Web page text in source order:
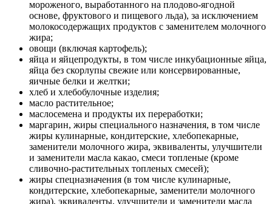
мороженого, выработанного на плодово-ягодной
основе, фруктового и пищевого льда), за исключением
молокосодержащих продуктов с заменителем молочного
жира;
овощи (включая картофель);
яйца и яйцепродукты, в том числе инкубационные яйца,
яйца без скорлупы свежие или консервированные,
яичные белки и желтки;
хлеб и хлебобулочные изделия;
масло растительное;
маслосемена и продукты их переработки;
маргарин, жиры специального назначения, в том числе
жиры кулинарные, кондитерские, хлебопекарные,
заменители молочного жира, эквиваленты, улучшители
и заменители масла какао, смеси топленые (кроме
сливочно-растительных топленых смесей);
жиры спецназначения (в том числе кулинарные,
кондитерские, хлебопекарные, заменители молочного
жира), эквиваленты, улучшители и заменители масла